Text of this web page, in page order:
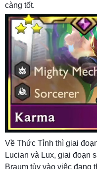
càng tốt.
Về Thức Tỉnh thì giai
Lucian và Lux, giai đoạn
Braum tùy vào việc đang